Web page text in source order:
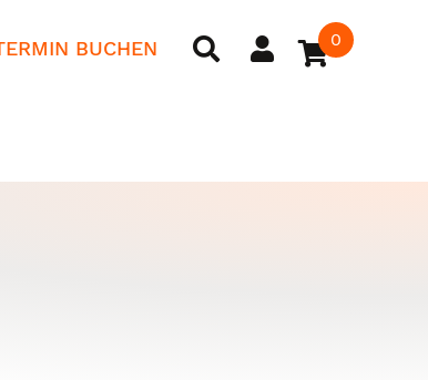
BUCHEN 0